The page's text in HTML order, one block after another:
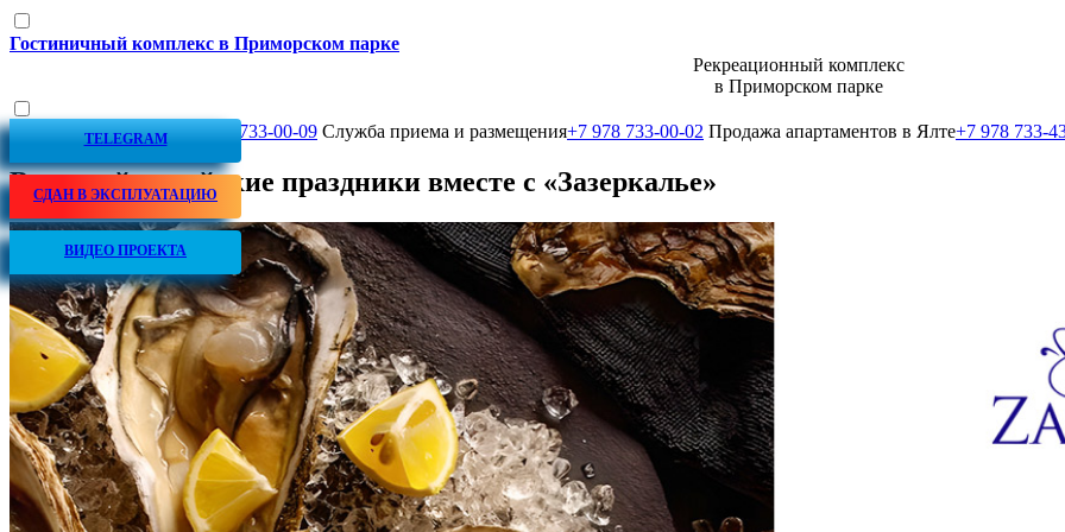
Гостиничный комплекс в Приморском парке
TELEGRAM
СДАН В ЭКСПЛУАТАЦИЮ
ВИДЕО ПРОЕКТА
Рекреационный комплекс
в Приморском парке
Отдел бронирования+7 978 733-00-09 Служба приема и размещения+7 978 733-00-02 Продажа апартаментов в Ялте+7 978 733-
Встречайте майские праздники вместе с «Зазеркалье»